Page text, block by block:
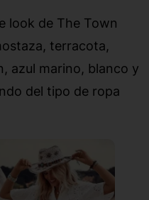
look de The Town
terracota,
azul marino, blanco y
del tipo de ropa